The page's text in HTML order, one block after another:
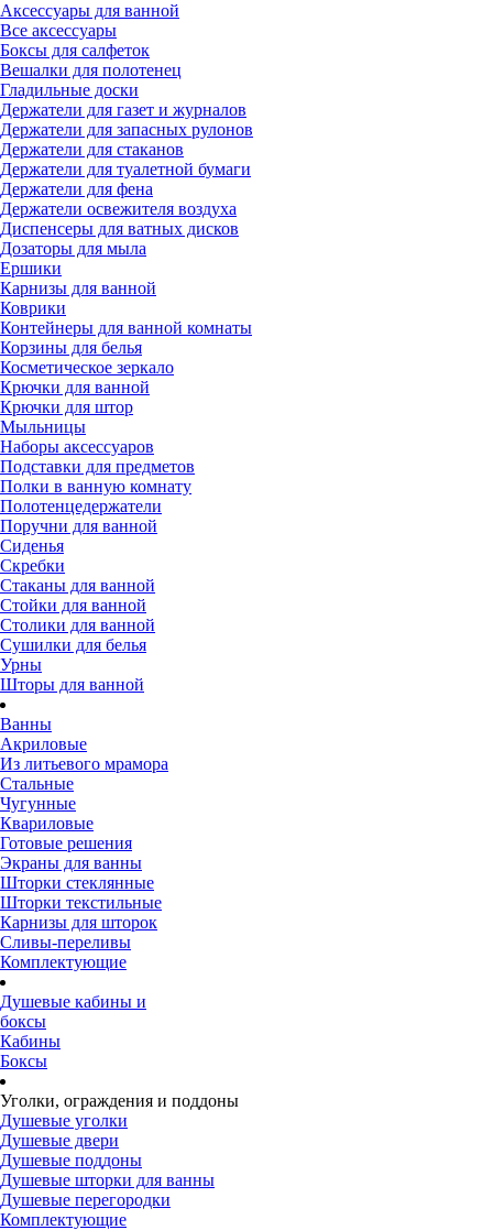
Аксессуары для ванной
Все аксессуары
Боксы для салфеток
Вешалки для полотенец
Гладильные доски
Держатели для газет и журналов
Держатели для запасных рулонов
Держатели для стаканов
Держатели для туалетной бумаги
Держатели для фена
Держатели освежителя воздуха
Диспенсеры для ватных дисков
Дозаторы для мыла
Ершики
Карнизы для ванной
Коврики
Контейнеры для ванной комнаты
Корзины для белья
Косметическое зеркало
Крючки для ванной
Крючки для штор
Мыльницы
Наборы аксессуаров
Подставки для предметов
Полки в ванную комнату
Полотенцедержатели
Поручни для ванной
Сиденья
Скребки
Стаканы для ванной
Стойки для ванной
Столики для ванной
Сушилки для белья
Урны
Шторы для ванной
Ванны
Акриловые
Из литьевого мрамора
Стальные
Чугунные
Квариловые
Готовые решения
Экраны для ванны
Шторки стеклянные
Шторки текстильные
Карнизы для шторок
Сливы-переливы
Комплектующие
Душевые кабины и
боксы
Кабины
Боксы
Уголки, ограждения и поддоны
Душевые уголки
Душевые двери
Душевые поддоны
Душевые шторки для ванны
Душевые перегородки
Комплектующие